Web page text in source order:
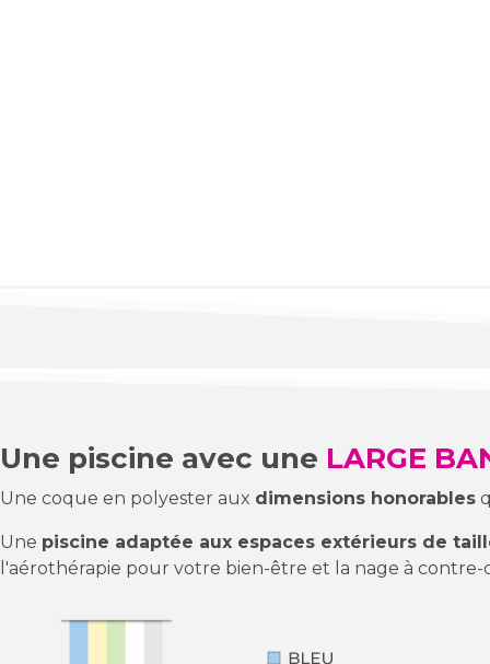
Une piscine avec une LARGE
Une coque en polyester aux dimensions honorables
Une piscine adaptée aux espaces extérieurs de
l'aérothérapie pour votre bien-être et la nage à